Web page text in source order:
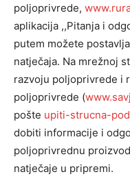
poljoprivrede,
aplikacija ,,Pitanja i
putem možete
natječaja. Na mrežnoj
razvoju poljoprivrede i
poljoprivrede (
pošte upiti-strucna-
dobiti informacije i
poljoprivrednu
natječaje u pripremi.